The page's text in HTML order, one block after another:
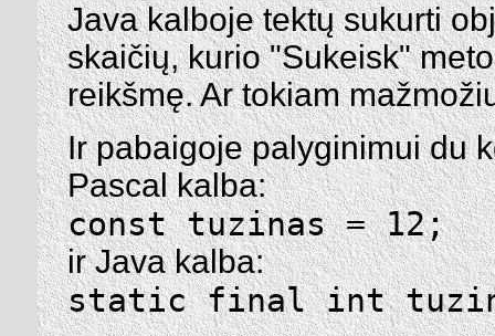
Java kalboje tektų sukurti
skaičių, kurio "Sukeisk"
reikšmę. Ar tokiam
Ir pabaigoje palyginimui du
Pascal kalba:
const tuzinas = 12;
ir Java kalba:
static final int